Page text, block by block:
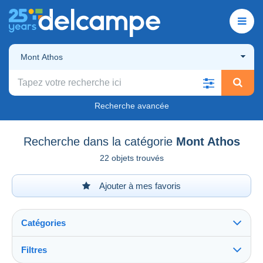
Mont Athos
Recherche avancée
Recherche dans la catégorie Mont Athos
22 objets trouvés
Ajouter à mes favoris
Catégories
Filtres